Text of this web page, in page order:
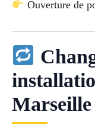
Ouverture de
Marseille